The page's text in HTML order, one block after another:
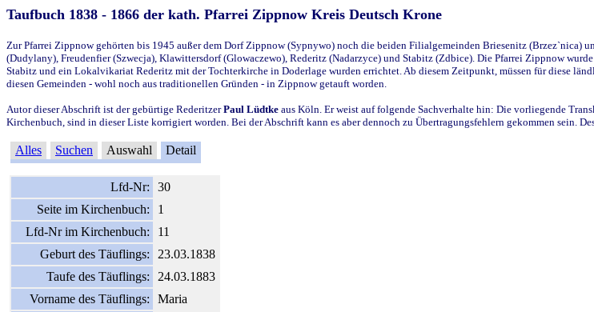
Taufbuch 1838 - 1866 der kath. Pfarrei Zippnow Kreis Deutsch Krone
Zur Pfarrei Zippnow gehörten bis 1945 außer dem Dorf Zippnow (Sypnywo) noch die beiden Filialgemeinden Briesenitz (Brzez`nica)
(Dudylany), Freudenfier (Szwecja), Klawittersdorf (Glowaczewo), Rederitz (Nadarzyce) und Stabitz (Zdbice). Die Pfarrei Zippnow
Stabitz und ein Lokalvikariat Rederitz mit der Tochterkirche in Doderlage wurden errichtet. Ab diesem Zeitpunkt, müssen für diese
diesen Gemeinden - wohl noch aus traditionellen Gründen - in Zippnow getauft worden.
Autor dieser Abschrift ist der gebürtige RederitzerPaul Lüdtke aus Köln. Er weist auf folgende Sachverhalte hin: Die vorliegende
Kirchenbuch, sind in dieser Liste korrigiert worden. Bei der Abschrift kann es aber dennoch zu Übertragungsfehlern gekommen sein.
Alles Suchen Auswahl Detail
Lfd-Nr:
30
Seite im Kirchenbuch:
1
Lfd-Nr im Kirchenbuch:
11
Geburt des Täuflings:
23.03.1838
Taufe des Täuflings:
24.03.1883
Vorname des Täuflings:
Maria